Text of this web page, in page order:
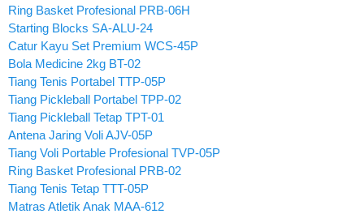
Ring Basket Profesional PRB-06H
Starting Blocks SA-ALU-24
Catur Kayu Set Premium WCS-45P
Bola Medicine 2kg BT-02
Tiang Tenis Portabel TTP-05P
Tiang Pickleball Portabel TPP-02
Tiang Pickleball Tetap TPT-01
Antena Jaring Voli AJV-05P
Tiang Voli Portable Profesional TVP-05P
Ring Basket Profesional PRB-02
Tiang Tenis Tetap TTT-05P
Matras Atletik Anak MAA-612